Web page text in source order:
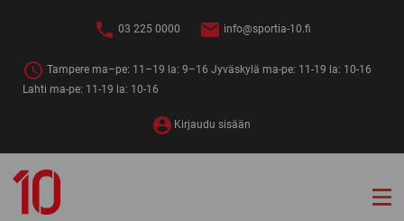
03 225 0000 info@sportia-10.fi
Tampere ma–pe: 11–19 la: 9–16 Jyväskylä ma-pe: 11-19 la: 10-16
Lahti ma-pe: 11-19 la: 10-16
Kirjaudu sisään
10